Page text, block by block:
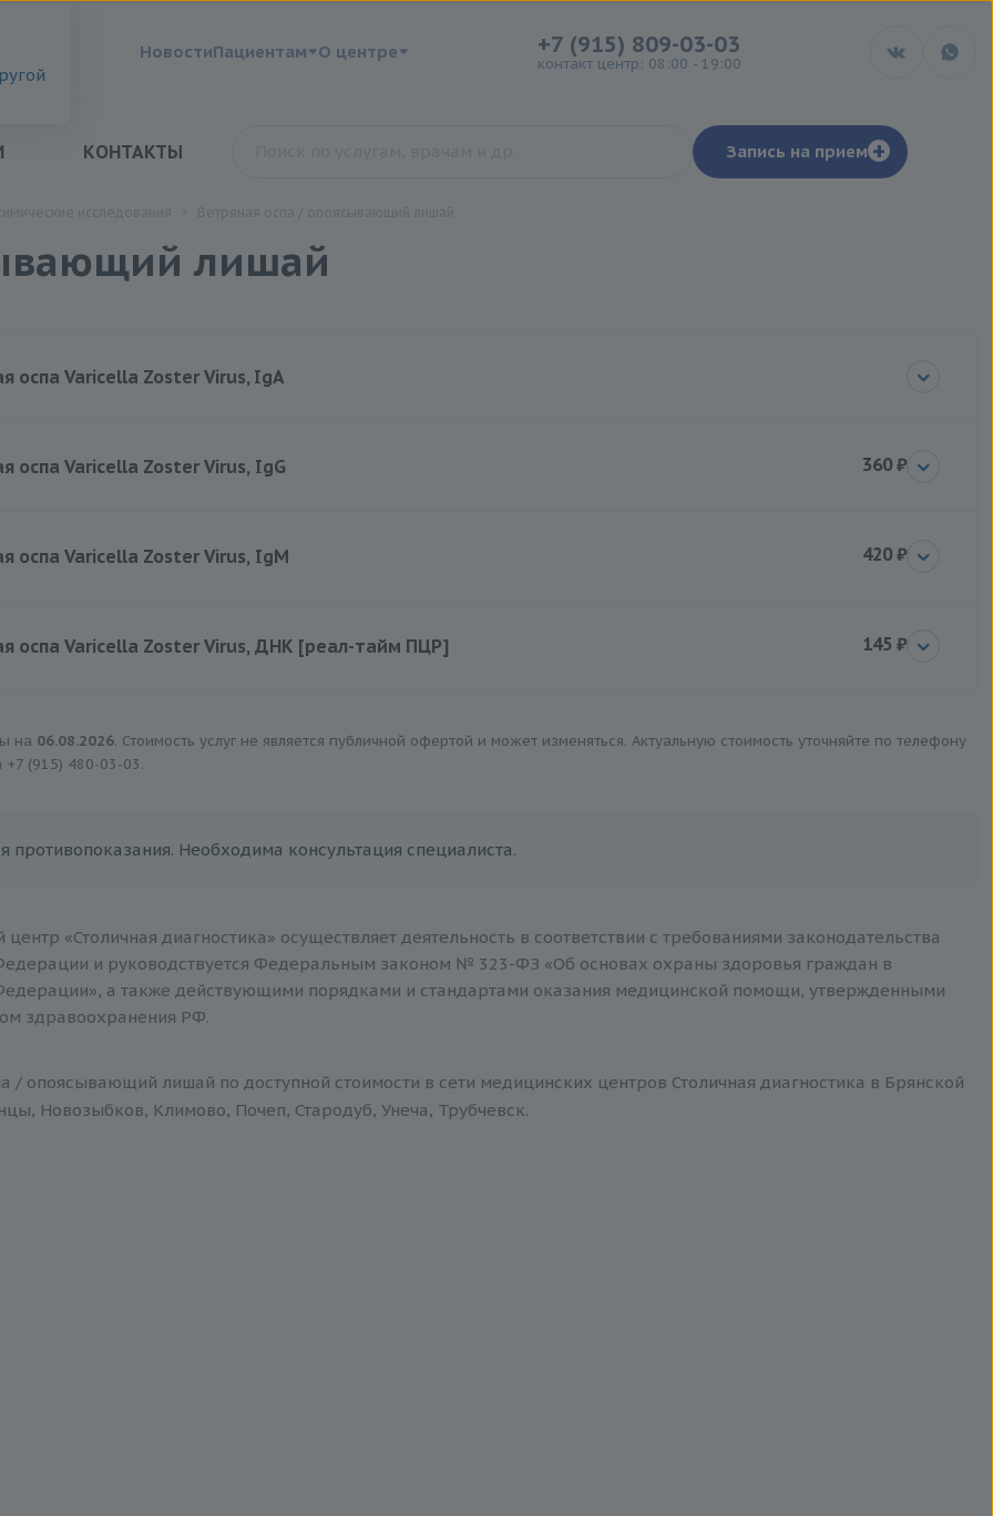
НовостиПациентам О центре +7 (915) 809-03-03
контакт центр: 08:00 - 19:00
КОНТАКТЫ Запись на прием +
лишай
оспа Varicella Zoster Virus, IgA
оспа Varicella Zoster Virus, IgG 360 ₽
оспа Varicella Zoster Virus, IgM 420 ₽
оспа Varicella Zoster Virus, ДНК [реал-тайм ПЦР] 145 ₽
на 06.08.2026. Стоимость услуг не является публичной офертой и может изменяться. Актуальную стоимость уточняйте по телефону
+7 (915) 480-03-03.
противопоказания. Необходима консультация специалиста.
«Столичная диагностика» осуществляет деятельность в соответствии с требованиями законодательства
и руководствуется Федеральным законом № 323-ФЗ «Об основах охраны здоровья граждан в
а также действующими порядками и стандартами оказания медицинской помощи, утвержденными
здравоохранения РФ.
/ опоясывающий лишай по доступной стоимости в сети медицинских центров Столичная диагностика в Брянской
Новозыбков, Климово, Почеп, Стародуб, Унеча, Трубчевск.